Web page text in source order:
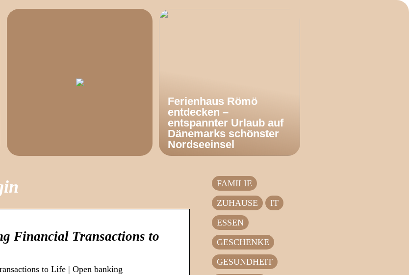
Ferienhaus Römö
entdecken –
entspannter Urlaub auf
Dänemarks schönster
Nordseeinsel
Financial Transactions to
to Life | Open banking
FAMILIE
ZUHAUSE
IT
ESSEN
GESCHENKE
GESUNDHEIT